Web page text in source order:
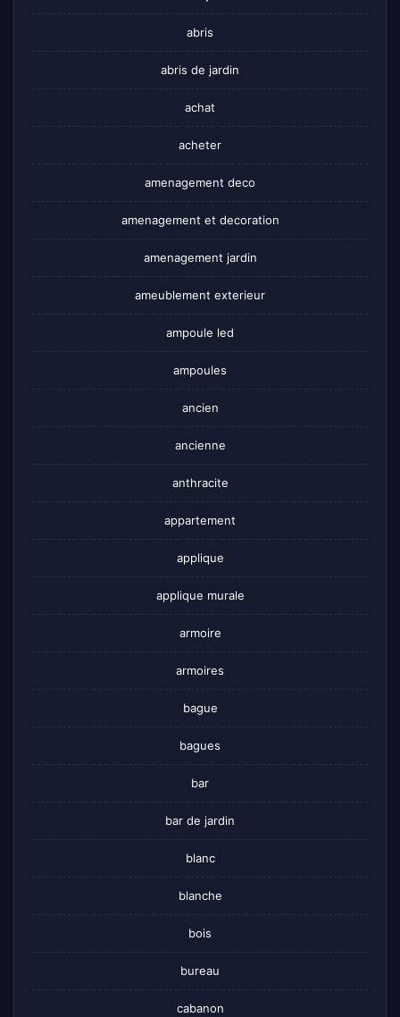
abris
abris de jardin
achat
acheter
amenagement deco
amenagement et decoration
amenagement jardin
ameublement exterieur
ampoule led
ampoules
ancien
ancienne
anthracite
appartement
applique
applique murale
armoire
armoires
bague
bagues
bar
bar de jardin
blanc
blanche
bois
bureau
cabanon